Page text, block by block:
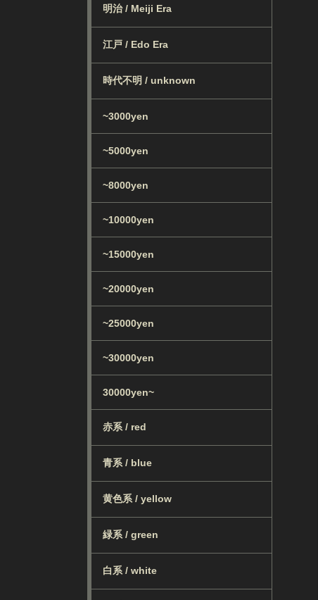
明治 / Meiji Era
江戸 / Edo Era
時代不明 / unknown
~3000yen
~5000yen
~8000yen
~10000yen
~15000yen
~20000yen
~25000yen
~30000yen
30000yen~
赤系 / red
青系 / blue
黄色系 / yellow
緑系 / green
白系 / white